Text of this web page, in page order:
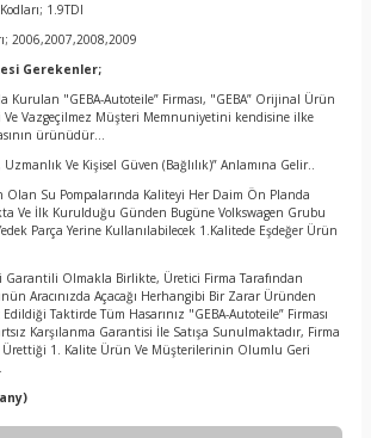
1.9TDI
2006,2007,2008,2009
Gerekenler;
Kurulan "GEBA-Autoteile” Firması, "GEBA” Orijinal Ürün
Vazgeçilmez Müşteri Memnuniyetini kendisine ilke
ürünüdür…
Ve Kişisel Güven (Bağlılık)” Anlamına Gelir..
Su Pompalarında Kaliteyi Her Daim Ön Planda
Ve İlk Kurulduğu Günden Bugüne Volkswagen Grubu
Parça Yerine Kullanılabilecek 1.Kalitede Eşdeğer Ürün
Garantili Olmakla Birlikte, Üretici Firma Tarafından
Aracınızda Açacağı Herhangibi Bir Zarar Üründen
Taktirde Tüm Hasarınız "GEBA-Autoteile” Firması
Karşılanma Garantisi İle Satışa Sunulmaktadır, Firma
Ürettiği 1. Kalite Ürün Ve Müşterilerinin Olumlu Geri